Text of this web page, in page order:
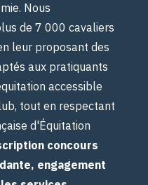
Nous
de 7 000 cavaliers
leur proposant des
aux pratiquants
accessible
tout en respectant
d'Équitation
concours
engagement